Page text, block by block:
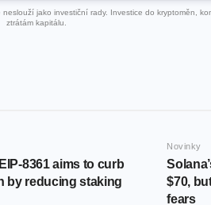
jako investiční rady. Investice do kryptoměn,
ztrátám kapitálu.
8361 aims to curb
by reducing staking
Novinky
$70,
fears